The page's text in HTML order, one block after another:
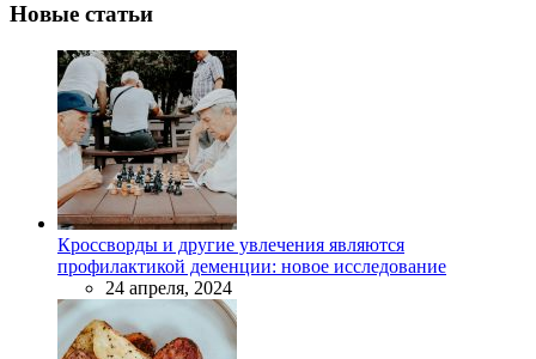
Новые статьи
Кроссворды и другие увлечения являются
профилактикой деменции: новое исследование
24 апреля, 2024